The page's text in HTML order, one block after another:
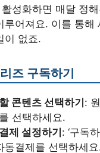
성화하면 매달 정
루어져요. 이를 통해
이 없죠.
즈 구독하기
콘텐츠 선택하기:
선택하세요.
제 설정하기: ‘구독
동결제를 선택하세